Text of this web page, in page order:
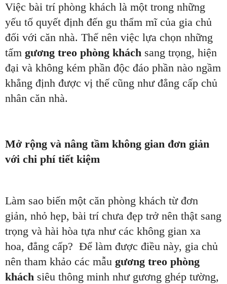
Việc bài trí phòng khách là một trong những
yếu tố quyết định đến gu thẩm mĩ của gia chủ
đối với căn nhà. Thế nên việc lựa chọn những
tấm gương treo phòng khách sang trọng, hiện
đại và không kém phần độc đáo phần nào ngầm
khẳng định được vị thế cũng như đẳng cấp chủ
nhân căn nhà.
Mở rộng và nâng tầm không gian đơn giản
với chi phí tiết kiệm
Làm sao biến một căn phòng khách từ đơn
giản, nhỏ hẹp, bài trí chưa đẹp trở nên thật sang
trọng và hài hòa tựa như các không gian xa
hoa, đẳng cấp? Để làm được điều này, gia chủ
nên tham khảo các mẫu gương treo phòng
khách siêu thông minh như gương ghép tường,